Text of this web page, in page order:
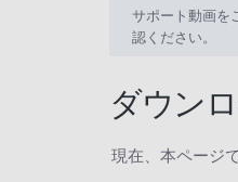
サポート動画を
認ください。
ダウン
現在、本ページ